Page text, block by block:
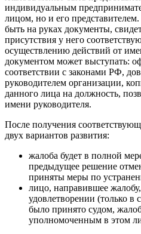
индивидуальным
лицом, но и его
быть на руках документы,
присутствия у него
осуществлению действий от
документом может выступать:
соответствии с законами РФ,
руководителем организации,
данного лица на должность,
имени руководителя.
После получения
двух вариантов развития:
жалоба будет в полной
предыдущее решение
приняты меры по
лицо, направившее жалобу,
удовлетворении (только в
было принято судом,
уполномоченным в этом